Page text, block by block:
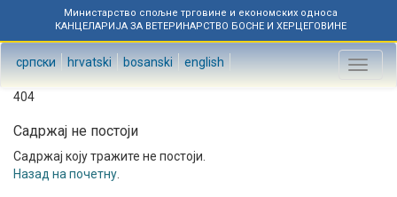
Министарство спољне трговине и економских односа
КАНЦЕЛАРИЈА ЗА ВЕТЕРИНАРСТВО БОСНЕ И ХЕРЦЕГОВИНЕ
српски hrvatski bosanski english
Toggle
404
Садржај не постоји
Садржај коју тражите не постоји.
Назад на почетну